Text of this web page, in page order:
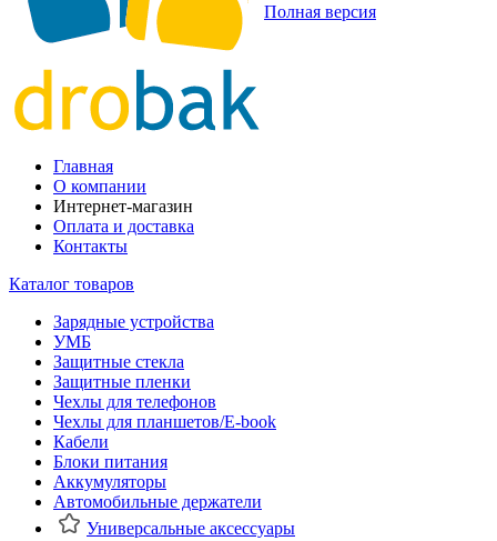
Полная версия
Главная
О компании
Интернет-магазин
Оплата и доставка
Контакты
Каталог товаров
Зарядные устройства
УМБ
Защитные стекла
Защитные пленки
Чехлы для телефонов
Чехлы для планшетов/E-book
Кабели
Блоки питания
Аккумуляторы
Автомобильные держатели
Универсальные аксессуары